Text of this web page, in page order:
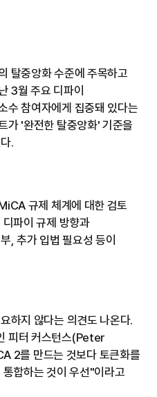
탈중앙화 수준에 주목하고
3월 주요 디파이
수 참여자에게 집중돼 있다는
가 '완전한 탈중앙화' 기준을
.
규제 체계에 대한 검토
파이 규제 방향과
, 추가 입법 필요성 등이
하지 않다는 의견도 나온다.
피터 커스턴스(Peter
2를 만드는 것보다 토큰화를
합하는 것이 우선"이라고